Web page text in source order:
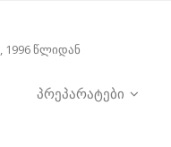
1996 წლიდან
პრეპარატები